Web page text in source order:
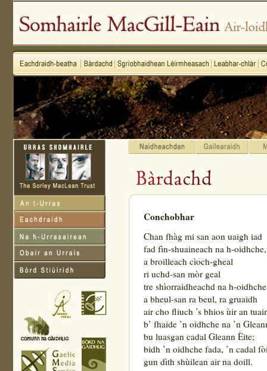
Conchobhar
Chan fhàg mi san aon uaigh iad
fad fìn-shuaineach na h-oidhche,
a broilleach cìoch-gheal
ri uchd-san mòr geal
tre shìorraidheachd na h-
a bheul-san ra beul, ra gruaidh
air cho fliuch ’s bhios ùir an
b’ fhaide ’n oidhche na ’n
bu luasgan cadal Gleann Èite;
bidh ’n oidhche fada, ’n cadal
gun dìth shùilean air na doill.